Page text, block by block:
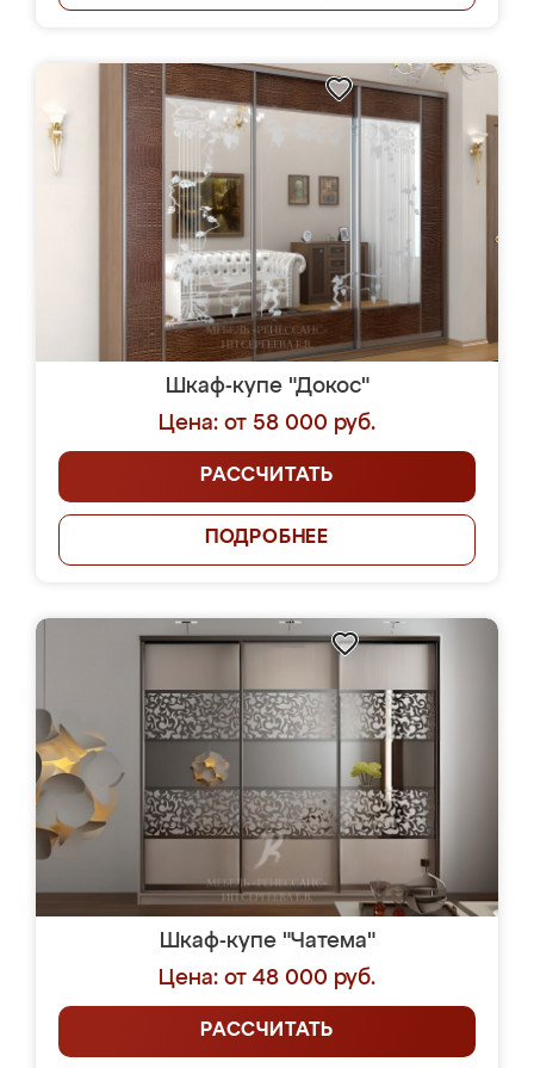
Шкаф-купе "Докос"
Цена: от 58 000 руб.
РАССЧИТАТЬ
ПОДРОБНЕЕ
Шкаф-купе "Чатема"
Цена: от 48 000 руб.
РАССЧИТАТЬ